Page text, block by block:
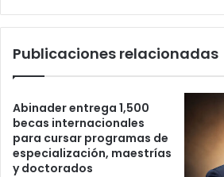
Irán
ver
Publicaciones relacionadas
Abinader entrega 1,500
becas internacionales
para cursar programas de
especialización, maestrías
y doctorados